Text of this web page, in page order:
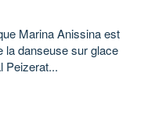
Marina Anissina est
la danseuse sur glace
Peizerat...